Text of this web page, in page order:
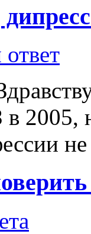
2005,